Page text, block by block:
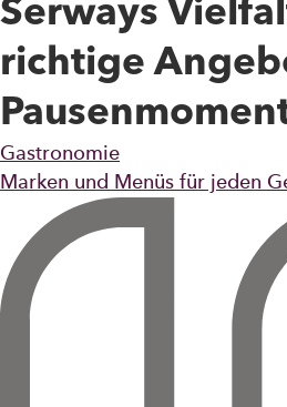
Serways
richtige
Gastronomie
Marken und Menüs für jeden